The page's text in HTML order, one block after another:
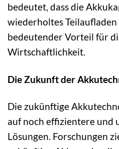
bedeutet, dass die
wiederholtes
bedeutender Vorteil für
Wirtschaftlichkeit.
Die Zukunft der
Die zukünftige
auf noch effizientere und
Lösungen. Forschungen